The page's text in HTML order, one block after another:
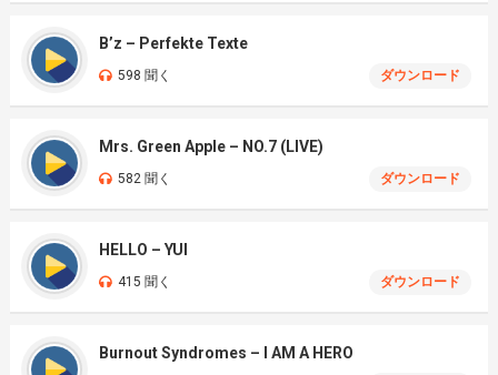
B’z – Perfekte Texte
598 聞く ダウンロード
Mrs. Green Apple – NO.7 (LIVE)
582 聞く ダウンロード
HELLO – YUI
415 聞く ダウンロード
Burnout Syndromes – I AM A HERO